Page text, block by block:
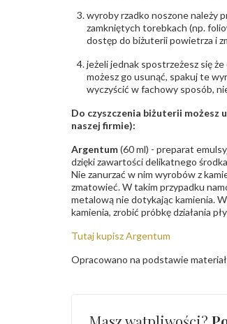
wyroby rzadko noszone należy
zamkniętych torebkach (np.
dostęp do biżuterii powietrza i
jeżeli jednak spostrzeżesz się
możesz go usunąć, spakuj te
wyczyścić w fachowy sposób,
Do czyszczenia biżuterii możesz
naszej firmie):
Argentum(60 ml) - preparat
dzięki zawartości delikatnego
Nie zanurzać w nim wyrobów z
zmatowieć. W takim przypadku
metalową nie dotykając kamienia.
kamienia, zrobić próbkę działania
Tutaj kupisz Argentum
Opracowano na podstawie